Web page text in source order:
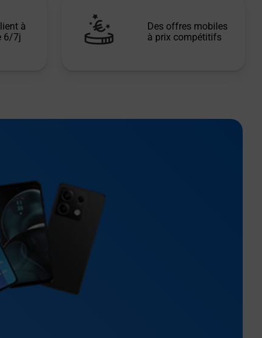
à
6/7j
Des offres mobiles
à prix compétitifs